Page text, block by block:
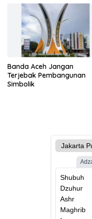
Banda Aceh Jangan
Terjebak Pembangunan
Simbolik